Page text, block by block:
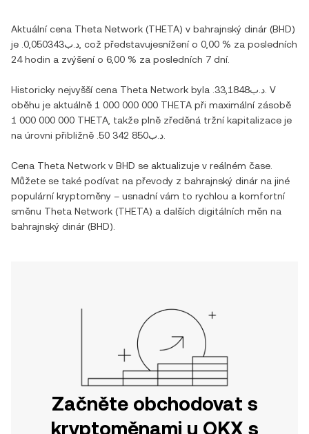
Aktuální cena Theta Network (THETA) v bahrajnský dinár (BHD)
je
.د.ب0,050343 , což představujesníženío 0,00 % za posledních
24 hodin a zvýšenío 6,00 % za posledních 7 dní.
Historicky nejvyšší cena Theta Network byla .د.ب33,1848 . V
oběhu je aktuálně 1 000 000 000 THETA při maximální zásobě
1 000 000 000 THETA , takže plně zředěná tržní kapitalizace je
na úrovni přibližně
.د.ب50 342 850
Cena Theta Network v BHD se aktualizuje v reálném čase.
Můžete se také podívat na převody z bahrajnský dinár na jiné
populární kryptoměny – usnadní vám to rychlou a komfortní
směnu Theta Network (THETA) a dalších digitálních měn na
bahrajnský dinár (BHD).
Začněte obchodovat s
kryptoměnami u OKX s